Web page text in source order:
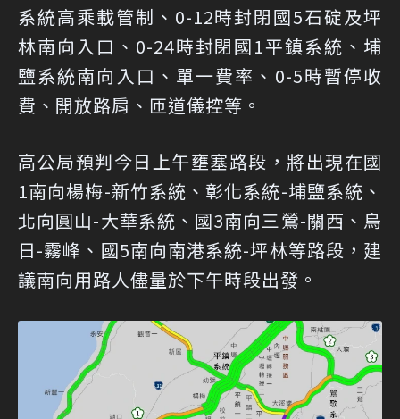
系統高乘載管制、0-12時封閉國5石碇及坪
林南向入口、0-24時封閉國1平鎮系統、埔
鹽系統南向入口、單一費率、0-5時暫停收
費、開放路肩、匝道儀控等。
高公局預判今日上午壅塞路段，將出現在國
1南向楊梅-新竹系統、彰化系統-埔鹽系統、
北向圓山-大華系統、國3南向三鶯-關西、烏
日-霧峰、國5南向南港系統-坪林等路段，建
議南向用路人儘量於下午時段出發。